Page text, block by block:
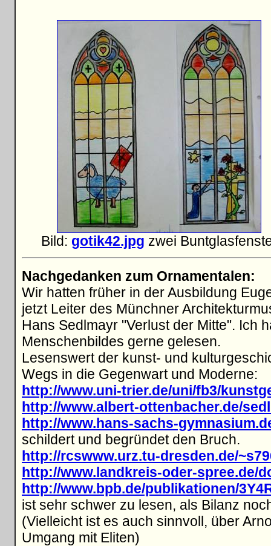
Bild: gotik42.jpg zwei
Nachgedanken zum Ornamentalen:
Wir hatten früher in der Ausbildung
jetzt Leiter des Münchner
Hans Sedlmayr "Verlust der Mitte". Ich
Menschenbildes gerne gelesen.
Lesenswert der kunst- und
Wegs in die Gegenwart und Moderne:
http://www.uni-trier.de/uni/fb3/
http://www.albert-ottenbacher.de/
http://www.hans-sachs-
schildert und begründet den Bruch.
http://rcswww.urz.tu-dresden.de/
http://www.landkreis-oder-spree.de/
http://www.bpb.de/publikationen/
ist sehr schwer zu lesen, als Bilanz
(Vielleicht ist es auch sinnvoll, über
Umgang mit Eliten)